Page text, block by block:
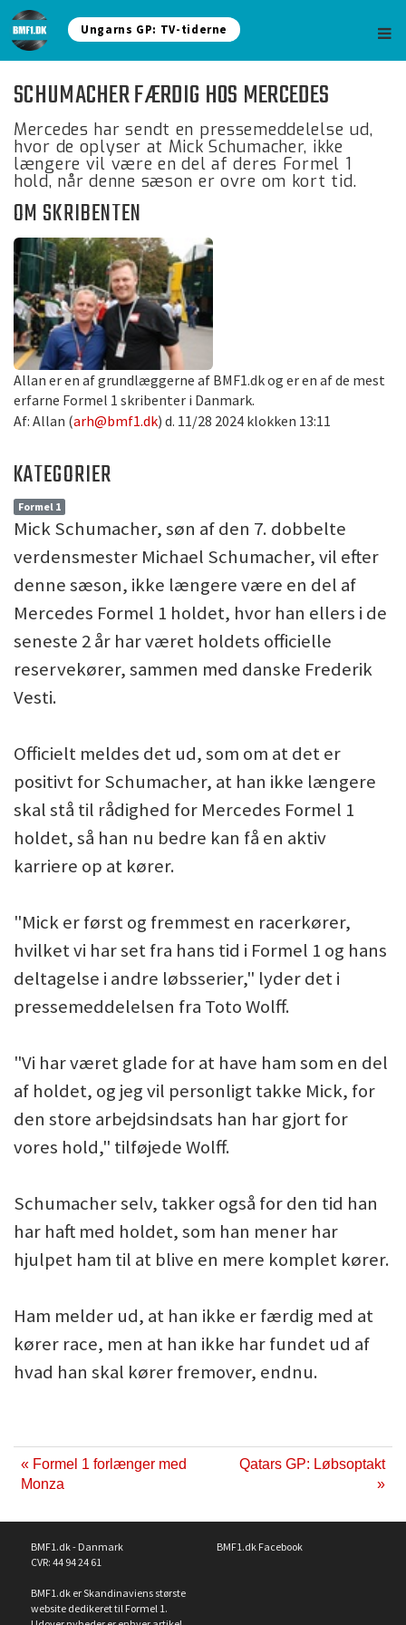
Ungarns GP: TV-tiderne
SCHUMACHER FÆRDIG HOS MERCEDES
Mercedes har sendt en pressemeddelelse ud,
hvor de oplyser at Mick Schumacher, ikke
længere vil være en del af deres Formel 1
hold, når denne sæson er ovre om kort tid.
OM SKRIBENTEN
Allan er en af grundlæggerne af BMF1.dk og er en af de mest
erfarne Formel 1 skribenter i Danmark.
Af: Allan (arh@bmf1.dk) d. 11/28 2024 klokken 13:11
KATEGORIER
Formel 1
Mick Schumacher, søn af den 7. dobbelte
verdensmester Michael Schumacher, vil efter
denne sæson, ikke længere være en del af
Mercedes Formel 1 holdet, hvor han ellers i de
seneste 2 år har været holdets officielle
reservekører, sammen med danske Frederik
Vesti.
Officielt meldes det ud, som om at det er
positivt for Schumacher, at han ikke længere
skal stå til rådighed for Mercedes Formel 1
holdet, så han nu bedre kan få en aktiv
karriere op at kører.
"Mick er først og fremmest en racerkører,
hvilket vi har set fra hans tid i Formel 1 og hans
deltagelse i andre løbsserier," lyder det i
pressemeddelelsen fra Toto Wolff.
"Vi har været glade for at have ham som en del
af holdet, og jeg vil personligt takke Mick, for
den store arbejdsindsats han har gjort for
vores hold," tilføjede Wolff.
Schumacher selv, takker også for den tid han
har haft med holdet, som han mener har
hjulpet ham til at blive en mere komplet kører.
Ham melder ud, at han ikke er færdig med at
kører race, men at han ikke har fundet ud af
hvad han skal kører fremover, endnu.
« Formel 1 forlænger med
Monza
Qatars GP: Løbsoptakt
»
BMF1.dk - Danmark
CVR: 44 94 24 61
BMF1.dk er Skandinaviens største
website dedikeret til Formel 1.
BMF1.dk Facebook